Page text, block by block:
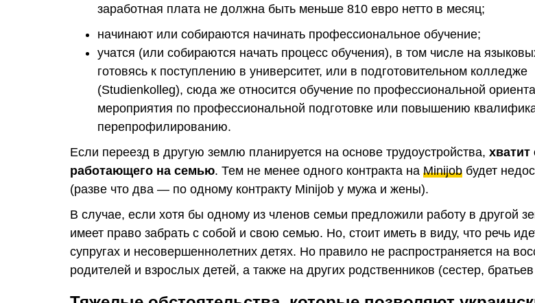
заработная плата не должна быть меньше 810 евро нетто в месяц;
начинают или собираются начинать профессиональное обучение;
учатся (или собираются начать процесс обучения), в том числе на
готовясь к поступлению в университет, или в подготовительном колледже
(Studienkolleg), сюда же относится обучение по профессиональной
мероприятия по профессиональной подготовке или повышению
перепрофилированию.
Если переезд в другую землю планируется на основе трудоустройства, хватит
работающего на семью. Тем не менее одного контракта на Minijob будет
(разве что два — по одному контракту Minijob у мужа и жены).
В случае, если хотя бы одному из членов семьи предложили работу в другой
имеет право забрать с собой и свою семью. Но, стоит иметь в виду, что речь
супругах и несовершеннолетних детях. Но правило не распространяется на
родителей и взрослых детей, а также на других родственников (сестер,